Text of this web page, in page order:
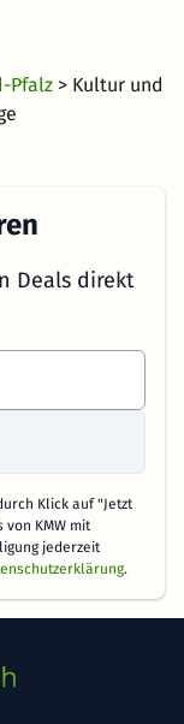
Pfalz > Kultur und
Deals direkt
Klick auf "Jetzt
KMW mit
jederzeit
.